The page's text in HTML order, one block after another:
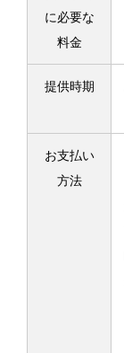
に必要な
料金
提供時期
お支払い
方法